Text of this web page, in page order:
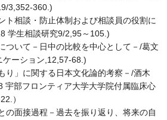
3,352-360.)
ト相談・防止体制および相談員の役割に
学生相談研究9/2,95～105.)
ついて－日中の比較を中心として－/葛文
ーション,12,57-68.)
り」に関する日本文化論的考察－/酒木
宇部フロンティア大学大学院付属臨床心
）
の面接過程－過去を振り返り、将来の自